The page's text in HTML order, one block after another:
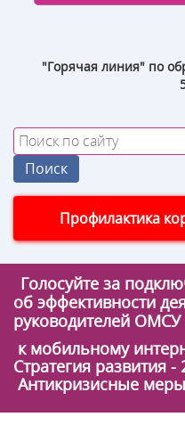
"Горячая линия" по
Профилактика
Голосуйте за
об эффективности
руководителей ОМСУ
к мобильному
Стратегия развития -
Антикризисные меры